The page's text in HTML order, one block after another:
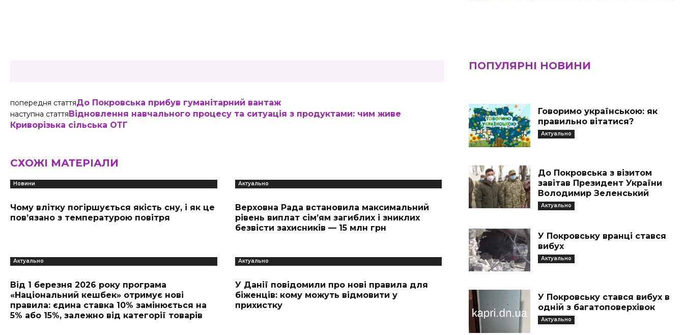
попередня статтяДо Покровська прибув гуманітарний вантаж
наступна статтяВідновлення навчального процесу та ситуація з продуктами: чим живе
Криворізька сільська ОТГ
СХОЖІ МАТЕРІАЛИ
Новини
Чому влітку погіршується якість сну, і як це
пов’язано з температурою повітря
Актуально
Верховна Рада встановила максимальний
рівень виплат сім’ям загиблих і зниклих
безвісти захисників — 15 млн грн
Актуально
Від 1 березня 2026 року програма
«Національний кешбек» отримує нові
правила: єдина ставка 10% замінюється на
5% або 15%, залежно від категорії товарів
Актуально
У Данії повідомили про нові правила для
біженців: кому можуть відмовити у
прихистку
ПОПУЛЯРНІ НОВИНИ
Говоримо українською: як
правильно вітатися?
Актуально
До Покровська з візитом
завітав Президент України
Володимир Зеленський
Актуально
У Покровську вранці стався
вибух
Актуально
У Покровську стався вибух в
одній з багатоповерхівок
Актуально